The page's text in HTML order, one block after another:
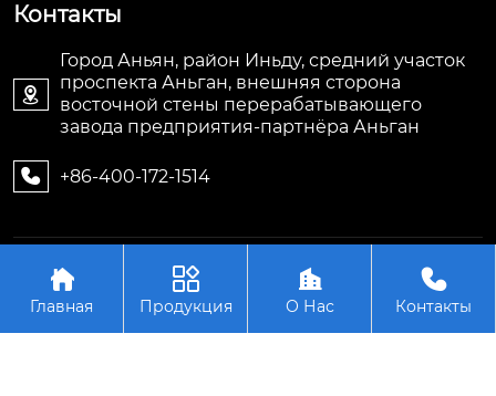
Контакты

Город Аньян, район Иньду, средний участок
проспекта Аньган, внешняя сторона
восточной стены перерабатывающего
завода предприятия-партнёра Аньган
 +86-400-172-1514
Авторское право©ООО Аньян Тэнжуй
Энергосберегающее Оборудование

Главная

Продукция

О Нас

Контакты